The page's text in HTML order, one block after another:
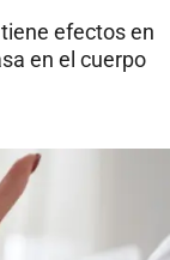
efectos en
en el cuerpo